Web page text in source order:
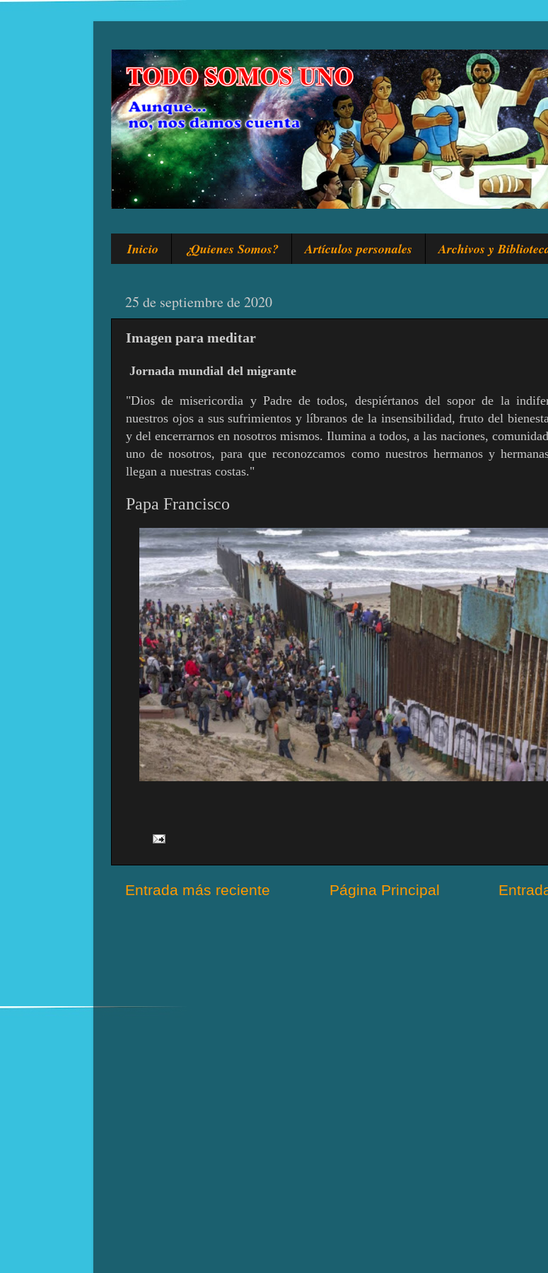
Inicio ¿Quienes Somos? Artículos personales Archivos y
25 de septiembre de 2020
Imagen para meditar
Jornada mundial del migrante
"Dios de misericordia y Padre de todos, despiértanos del sopor de la
nuestros ojos a sus sufrimientos y líbranos de la insensibilidad, fruto del
y del encerrarnos en nosotros mismos. Ilumina a todos, a las naciones,
uno de nosotros, para que reconozcamos como nuestros hermanos y
llegan a nuestras costas."
Papa Francisco
Entrada más reciente Página Principal